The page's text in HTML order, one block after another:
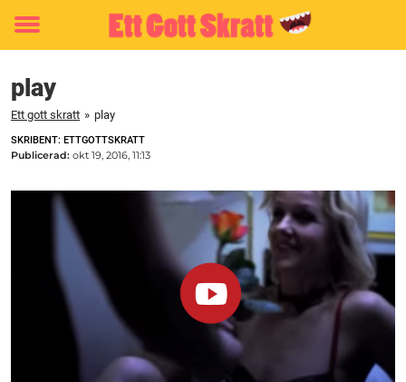
Toggle
play
Ett gott skratt » play
SKRIBENT: ETTGOTTSKRATT
Publicerad: okt 19, 2016, 11:13